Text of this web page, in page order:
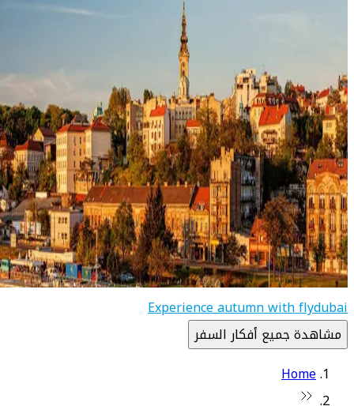
Experience autumn with flydubai
مشاهدة جميع أفكار السفر
Home